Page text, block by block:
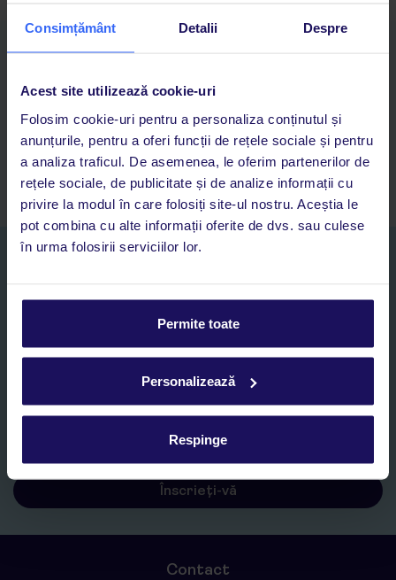
Consimțământ Detalii Despre
Acest site utilizează cookie-uri
Folosim cookie-uri pentru a personaliza conținutul și
anunțurile, pentru a oferi funcții de rețele sociale și pentru
a analiza traficul. De asemenea, le oferim partenerilor de
rețele sociale, de publicitate și de analize informații cu
privire la modul în care folosiți site-ul nostru. Aceștia le
pot combina cu alte informații oferite de dvs. sau culese
în urma folosirii serviciilor lor.
Permite toate
Personalizează
Respinge
Descarcă acum aplicația TUI
Adaugi la favorite vacanțele care îți plac și revii oricând la ele
Acces la rezervările curente pentru vacanțe și hoteluri, într-o
singură aplicație
Asistență 24/7 prin chat, pe toată durata vacanței
Abonați-vă la newsletter
Sunt de acord cu prelucrarea datelor mele personale de către TUI
, prin mijloace electronice de comunicare (e-mail),
inclusiv utilizarea așa-numitelor sisteme de apelare automată.
Înscrieți-vă
Contact